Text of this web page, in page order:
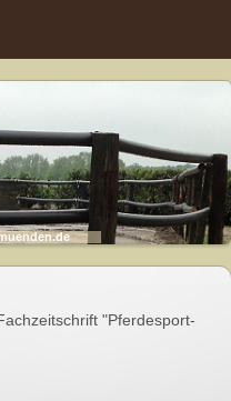
"Pferdesport-